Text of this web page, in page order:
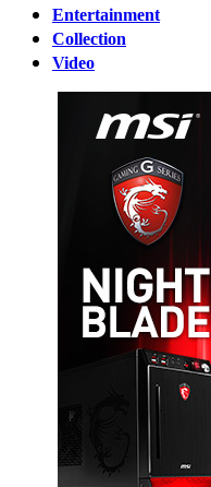
Entertainment
Collection
Video